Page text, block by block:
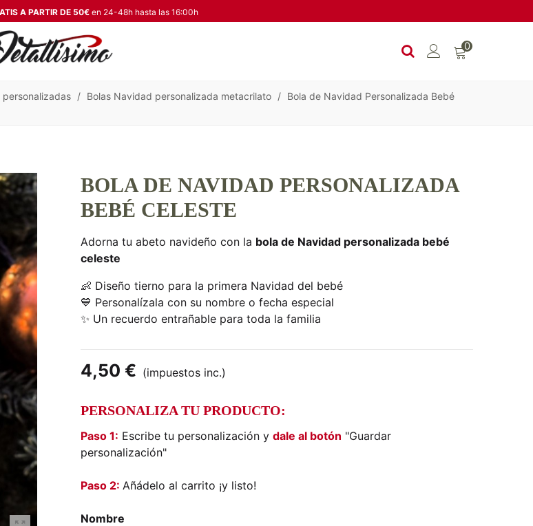
A PARTIR DE 50€ en 24-48h hasta las 16:00h
0
/ Bolas Navidad personalizada metacrilato / Bola de Navidad Personalizada Bebé
BOLA DE NAVIDAD PERSONALIZADA
BEBÉ CELESTE
Adorna tu abeto navideño con la bola de Navidad personalizada bebé
celeste
👶 Diseño tierno para la primera Navidad del bebé
💙 Personalízala con su nombre o fecha especial
✨ Un recuerdo entrañable para toda la familia
4,50 € (impuestos inc.)
PERSONALIZA TU PRODUCTO:
Paso 1: Escribe tu personalización y dale al botón "Guardar
personalización"
Paso 2: Añádelo al carrito ¡y listo!
Nombre